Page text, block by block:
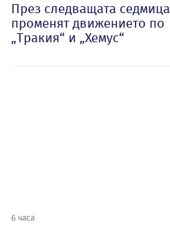
През следващата седмица
променят движението по
„Тракия“ и „Хемус“
6 часа